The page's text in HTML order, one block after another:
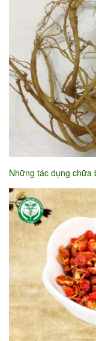
Những tác dụng chữa